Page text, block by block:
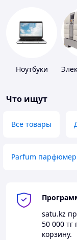
Ноутбуки
Что ищут
Все товары
Parfum
satu.kz
50 000 тг
корзину.